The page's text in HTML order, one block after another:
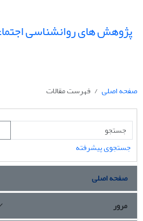
پژوهش های روانشناسی
صفحه اصلی
فهرست مقالات
جستجوی پیشرفته
صفحه اصلی
مرور